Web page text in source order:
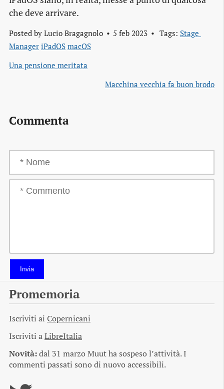
che deve arrivare.
Posted by Lucio Bragagnolo 5 feb 2023 Tags: Stage
Manager iPadOS macOS
Una pensione meritata
Macchina vecchia fa buon brodo
Commenta
Invia
Promemoria
Iscriviti ai Copernicani
Iscriviti aLibreItalia
Novità:dal 31 marzo Muut ha sospeso l’attività. I
commenti passati sono di nuovo accessibili.